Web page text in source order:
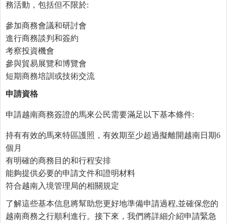
務活動，包括但不限於:
參加商務會議和研討會
進行商務談判和簽約
考察投資機會
參與貿易展覽和博覽會
短期商務培訓或技術交流
申請資格
申請越南商務簽證的馬來公民需要滿足以下基本條件:
持有有效的馬來特區護照，有效期至少超過擬離開越南日期6
個月
有明確的商務目的和行程安排
能夠提供必要的申請文件和證明材料
符合越南入境管理局的相關規定
了解這些基本信息將幫助您更好地準備申請過程,並確保您的
越南商務之行順利進行。接下來，我們將詳細介紹申請緊急